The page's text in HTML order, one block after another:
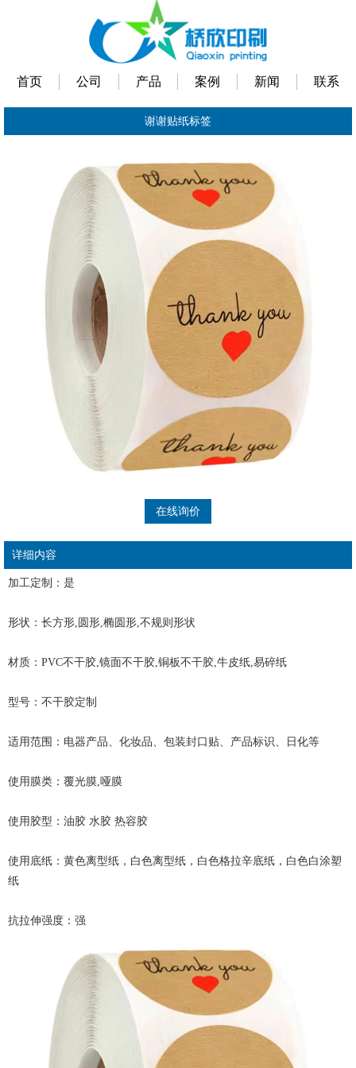
首页 公司 产品 案例 新闻 联系
谢谢贴纸标签
在线询价
详细内容
加工定制：是
形状：长方形,圆形,椭圆形,不规则形状
材质：PVC不干胶,镜面不干胶,铜板不干胶,牛皮纸,易碎纸
型号：不干胶定制
适用范围：电器产品、化妆品、包装封口贴、产品标识、日化等
使用膜类：覆光膜,哑膜
使用胶型：油胶 水胶 热容胶
使用底纸：黄色离型纸，白色离型纸，白色格拉辛底纸，白色白涂塑
纸
抗拉伸强度：强